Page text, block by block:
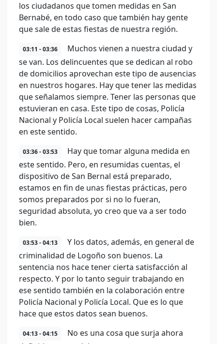
los ciudadanos que tomen medidas en San
Bernabé, en todo caso que también hay gente
que sale de estas fiestas de nuestra región.
03:11 - 03:36
Muchos vienen a nuestra ciudad y
se van. Los delincuentes que se dedican al robo
de domicilios aprovechan este tipo de ausencias
en nuestros hogares. Hay que tener las medidas
que señalamos siempre. Tener las personas que
estuvieran en casa. Este tipo de cosas, Policía
Nacional y Policía Local suelen hacer campañas
en este sentido.
03:36 - 03:53
Hay que tomar alguna medida en
este sentido. Pero, en resumidas cuentas, el
dispositivo de San Bernal está preparado,
estamos en fin de unas fiestas prácticas, pero
somos preparados por si no lo fueran,
seguridad absoluta, yo creo que va a ser todo
bien.
03:53 - 04:13
Y los datos, además, en general de
criminalidad de Logoño son buenos. La
sentencia nos hace tener cierta satisfacción al
respecto. Y por lo tanto seguir trabajando en
ese sentido también en la colaboración entre
Policía Nacional y Policía Local. Que es lo que
hace que estos datos sean buenos.
04:13 - 04:15
No es una cosa que surja ahora